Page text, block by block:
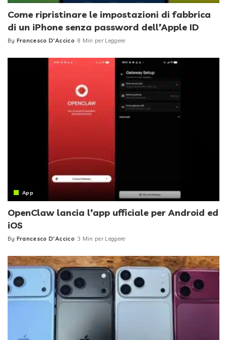
Come ripristinare le impostazioni di fabbrica
di un iPhone senza password dell’Apple ID
Posted
By Francesco D'Accico 8 Min per Leggere
App
OpenClaw lancia l’app ufficiale per Android ed
iOS
Posted
By Francesco D'Accico 3 Min per Leggere